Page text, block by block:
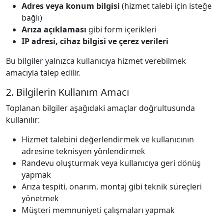
Adres veya konum bilgisi (hizmet talebi için isteğe
bağlı)
Arıza açıklaması gibi form içerikleri
IP adresi, cihaz bilgisi ve çerez verileri
Bu bilgiler yalnızca kullanıcıya hizmet verebilmek
amacıyla talep edilir.
2. Bilgilerin Kullanım Amacı
Toplanan bilgiler aşağıdaki amaçlar doğrultusunda
kullanılır:
Hizmet talebini değerlendirmek ve kullanıcının
adresine teknisyen yönlendirmek
Randevu oluşturmak veya kullanıcıya geri dönüş
yapmak
Arıza tespiti, onarım, montaj gibi teknik süreçleri
yönetmek
Müşteri memnuniyeti çalışmaları yapmak